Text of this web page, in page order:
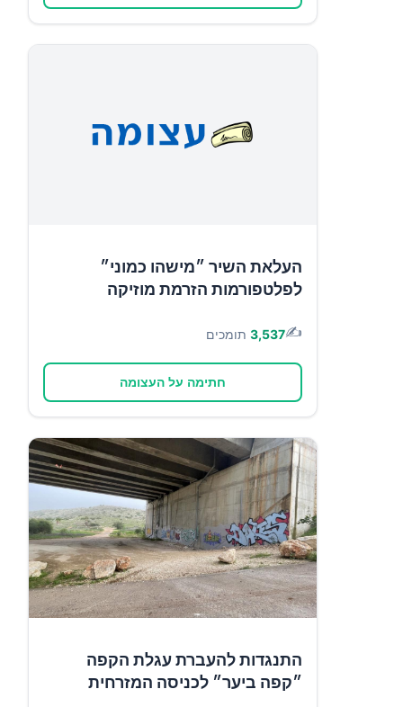
העלאת השיר ״מישהו כמוני״
לפלטפורמות הזרמת מוזיקה
✍️
3,537 תומכים
חתימה על העצומה
התנגדות להעברת עגלת הקפה
״קפה ביער״ לכניסה המזרחית